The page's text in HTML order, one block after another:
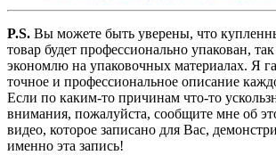
P.S. Вы можете быть уверены, что
товар будет профессионально упакован,
экономлю на упаковочных материалах. Я
точное и профессиональное описание
Если по каким-то причинам что-то
внимания, пожалуйста, сообщите мне об
видео, которое записано для Вас,
именно эта запись!